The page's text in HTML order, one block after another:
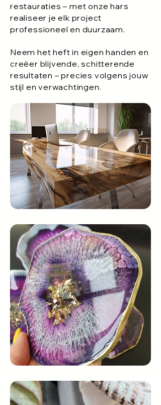
restauraties – met onze hars
realiseer je elk project
professioneel en duurzaam.
Neem het heft in eigen handen en
creëer blijvende, schitterende
resultaten – precies volgens jouw
stijl en verwachtingen.